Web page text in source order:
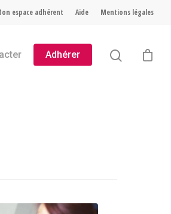
espace adhérent Aide Mentions légales
Adhérer